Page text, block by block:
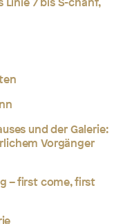
und der Galerie:
Vorgänger
– first come, first